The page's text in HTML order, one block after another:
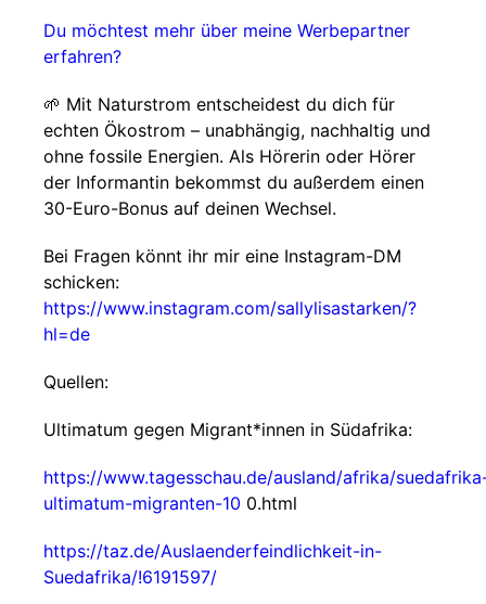
Du möchtest mehr über meine Werbepartner
erfahren?
🌱 Mit Naturstrom entscheidest du dich für
echten Ökostrom – unabhängig, nachhaltig und
ohne fossile Energien. Als Hörerin oder Hörer
der Informantin bekommst du außerdem einen
30-Euro-Bonus auf deinen Wechsel.
Bei Fragen könnt ihr mir eine Instagram-DM
schicken:
https://www.instagram.com/sallylisastarken/?
hl=de
Quellen:
Ultimatum gegen Migrant*innen in Südafrika:
https://www.tagesschau.de/ausland/afrika/
ultimatum-migranten-10 0.html
https://taz.de/Auslaenderfeindlichkeit-in-
Suedafrika/!6191597/